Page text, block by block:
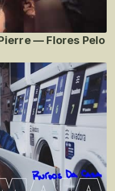
— Flores Pelo